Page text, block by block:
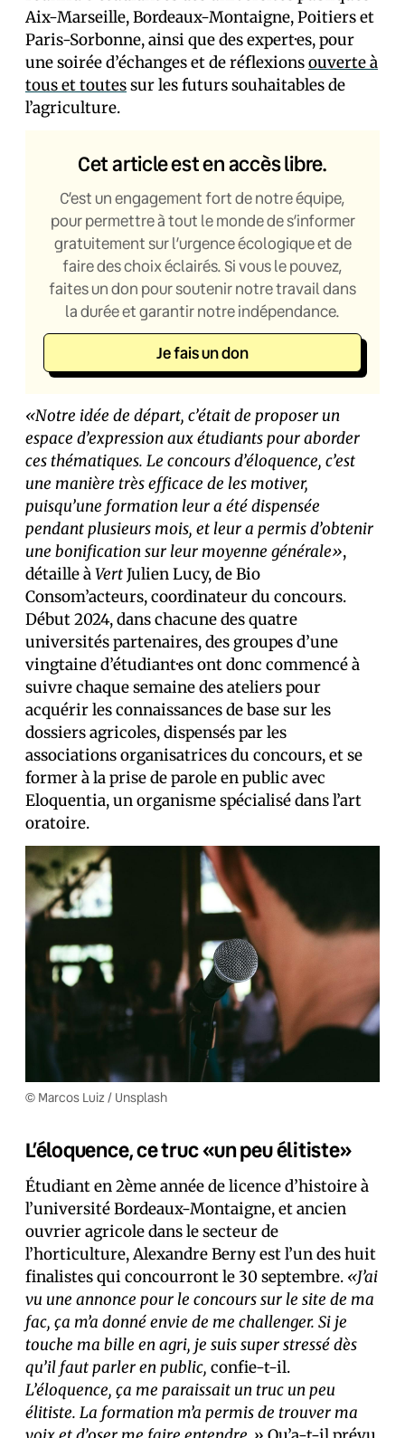
Aix-Marseille, Bordeaux-Montaigne, Poitiers et
Paris-Sorbonne, ainsi que des expert·es, pour
une soirée d’échanges et de réflexionsouverte à
tous et toutessur les futurs souhaitables de
l’agriculture.
Cet article est en accès libre.
C’est un engagement fort de notre équipe,
pour permettre à tout le monde de s’informer
gratuitement sur l’urgence écologique et de
faire des choix éclairés. Si vous le pouvez,
faites un don pour soutenir notre travail dans
la durée et garantir notre indépendance.
Je fais un don
«Notre idée de départ, c’était de proposer un
espace d’expression aux étudiants pour aborder
ces thématiques. Le concours d’éloquence, c’est
une manière très efficace de les motiver,
puisqu’une formation leur a été dispensée
pendant plusieurs mois, et leur a permis d’obtenir
une bonification sur leur moyenne générale»,
détaille àVertJulien Lucy, de Bio
Consom’acteurs, coordinateur du concours.
Début 2024, dans chacune des quatre
universités partenaires, des groupes d’une
vingtaine d’étudiant·es ont donc commencé à
suivre chaque semaine des ateliers pour
acquérir les connaissances de base sur les
dossiers agricoles, dispensés par les
associations organisatrices du concours, et se
former à la prise de parole en public avec
Eloquentia, un organisme spécialisé dans l’art
oratoire.
© Marcos Luiz / Unsplash
L’éloquence, ce truc «un peu élitiste»
Étudiant en 2ème année de licence d’histoire à
l’université Bordeaux-Montaigne, et ancien
ouvrier agricole dans le secteur de
l’horticulture, Alexandre Berny est l’un des huit
finalistes qui concourront le 30 septembre. «J’ai
vu une annonce pour le concours sur le site de ma
fac, ça m’a donné envie de me challenger. Si je
touche ma bille en agri, je suis super stressé dès
qu’il faut parler en public, confie-t-il.
L’éloquence, ça me paraissait un truc un peu
élitiste. La formation m’a permis de trouver ma